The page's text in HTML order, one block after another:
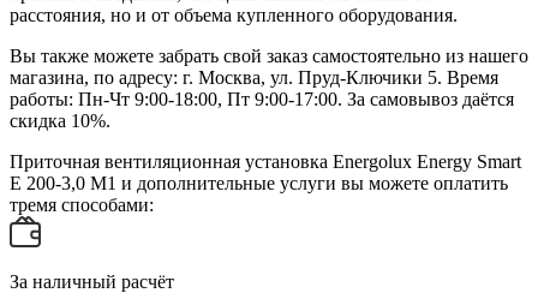
расстояния, но и от объема купленного оборудования.
Вы также можете забрать свой заказ самостоятельно из нашего
магазина, по адресу: г. Москва, ул. Пруд-Ключики 5. Время
работы: Пн-Чт 9:00-18:00, Пт 9:00-17:00. За самовывоз даётся
скидка 10%.
Приточная вентиляционная установка Energolux Energy Smart
E 200-3,0 M1 и дополнительные услуги вы можете оплатить
тремя способами:
За наличный расчёт